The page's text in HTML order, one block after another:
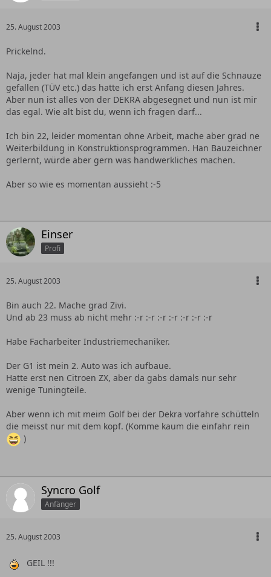
25. August 2003
Prickelnd.
Naja, jeder hat mal klein angefangen und ist auf die Schnauze
gefallen (TÜV etc.) das hatte ich erst Anfang diesen Jahres.
Aber nun ist alles von der DEKRA abgesegnet und nun ist mir
das egal. Wie alt bist du, wenn ich fragen darf...
Ich bin 22, leider momentan ohne Arbeit, mache aber grad ne
Weiterbildung in Konstruktionsprogrammen. Han Bauzeichner
gerlernt, würde aber gern was handwerkliches machen.
Aber so wie es momentan aussieht :-5
Einser
Profi
25. August 2003
Bin auch 22. Mache grad Zivi.
Und ab 23 muss ab nicht mehr :-r :-r :-r :-r :-r :-r :-r
Habe Facharbeiter Industriemechaniker.
Der G1 ist mein 2. Auto was ich aufbaue.
Hatte erst nen Citroen ZX, aber da gabs damals nur sehr
wenige Tuningteile.
Aber wenn ich mit meim Golf bei der Dekra vorfahre schütteln
die meisst nur mit dem kopf. (Komme kaum die einfahr rein
)
Syncro Golf
Anfänger
25. August 2003
GEIL !!!